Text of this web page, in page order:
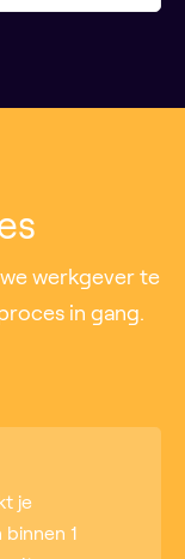
werkgever te
in gang.
je
1